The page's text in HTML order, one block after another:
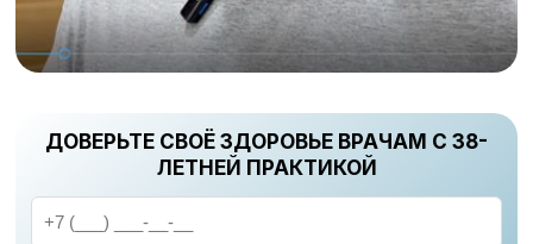
ДОВЕРЬТЕ СВОЁ ЗДОРОВЬЕ ВРАЧАМ С 38-
ЛЕТНЕЙ ПРАКТИКОЙ